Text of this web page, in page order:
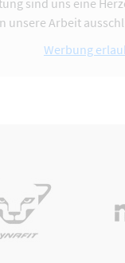
unsere Arbeit
Werbung